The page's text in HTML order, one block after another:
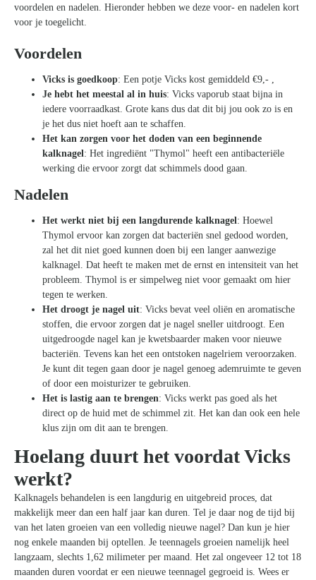
voordelen en nadelen. Hieronder hebben we deze voor- en nadelen kort
voor je toegelicht.
Voordelen
Vicks is goedkoop: Een potje Vicks kost gemiddeld €9,- ,
Je hebt het meestal al in huis: Vicks vaporub staat bijna in
iedere voorraadkast. Grote kans dus dat dit bij jou ook zo is en
je het dus niet hoeft aan te schaffen.
Het kan zorgen voor het doden van een beginnende
kalknagel: Het ingrediënt "Thymol" heeft een antibacteriële
werking die ervoor zorgt dat schimmels dood gaan.
Nadelen
Het werkt niet bij een langdurende kalknagel: Hoewel
Thymol ervoor kan zorgen dat bacteriën snel gedood worden,
zal het dit niet goed kunnen doen bij een langer aanwezige
kalknagel. Dat heeft te maken met de ernst en intensiteit van het
probleem. Thymol is er simpelweg niet voor gemaakt om hier
tegen te werken.
Het droogt je nagel uit: Vicks bevat veel oliën en aromatische
stoffen, die ervoor zorgen dat je nagel sneller uitdroogt. Een
uitgedroogde nagel kan je kwetsbaarder maken voor nieuwe
bacteriën. Tevens kan het een ontstoken nagelriem veroorzaken.
Je kunt dit tegen gaan door je nagel genoeg ademruimte te geven
of door een moisturizer te gebruiken.
Het is lastig aan te brengen: Vicks werkt pas goed als het
direct op de huid met de schimmel zit. Het kan dan ook een hele
klus zijn om dit aan te brengen.
Hoelang duurt het voordat Vicks
werkt?
Kalknagels behandelen is een langdurig en uitgebreid proces, dat
makkelijk meer dan een half jaar kan duren. Tel je daar nog de tijd bij
van het laten groeien van een volledig nieuwe nagel? Dan kun je hier
nog enkele maanden bij optellen. Je teennagels groeien namelijk heel
langzaam, slechts 1,62 milimeter per maand. Het zal ongeveer 12 tot 18
maanden duren voordat er een nieuwe teennagel gegroeid is. Wees er